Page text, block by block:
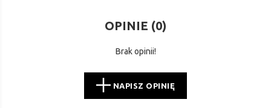
OPINIE (0)
Brak opinii!
NAPISZ OPINIĘ